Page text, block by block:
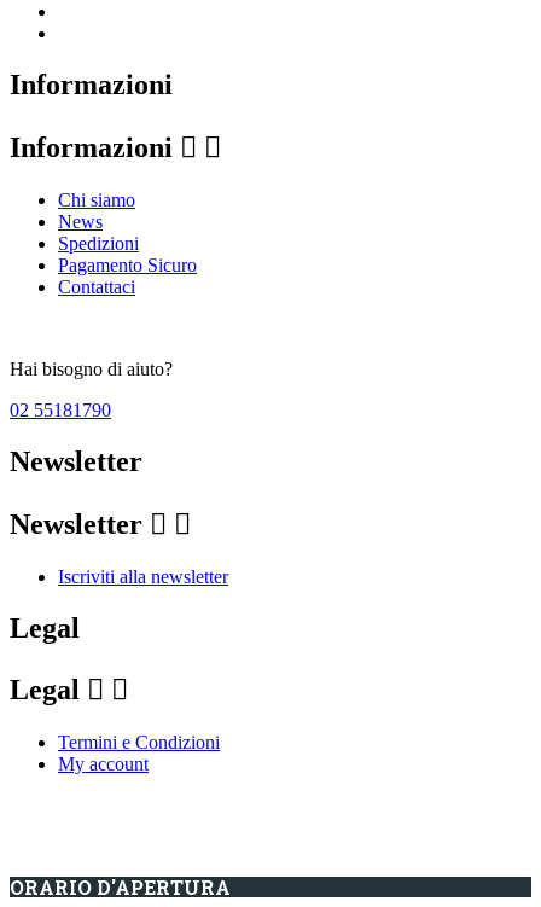
Informazioni
Informazioni  
Chi siamo
News
Spedizioni
Pagamento Sicuro
Contattaci
Hai bisogno di aiuto?
02 55181790
Newsletter
Newsletter  
Iscriviti alla newsletter
Legal
Legal  
Termini e Condizioni
My account
ORARIO D'APERTURA